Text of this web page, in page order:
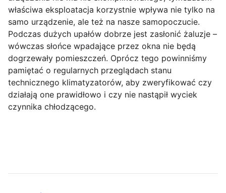
właściwa eksploatacja korzystnie wpływa nie tylko na
samo urządzenie, ale też na nasze samopoczucie.
Podczas dużych upałów dobrze jest zasłonić żaluzje –
wówczas słońce wpadające przez okna nie będą
dogrzewały pomieszczeń. Oprócz tego powinniśmy
pamiętać o regularnych przeglądach stanu
technicznego klimatyzatorów, aby zweryfikować czy
działają one prawidłowo i czy nie nastąpił wyciek
czynnika chłodzącego.